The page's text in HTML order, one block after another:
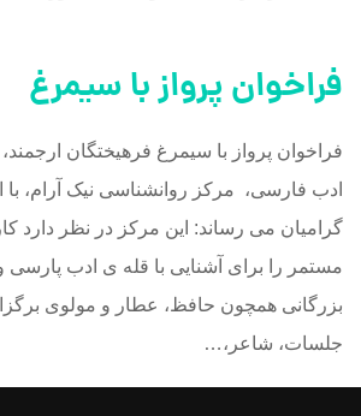
فراخوان پرواز با سیمرغ
فراخوان پرواز با سیمرغ فرهیختگان
ادب فارسی، مرکز روانشناسی نیک آرام، با
گرامیان می رساند: این مرکز در نظر دارد
مستمر را برای آشنایی با قله ی ادب پارسی و
بزرگانی همچون حافظ، عطار و مولوی
جلسات، شاعر،…